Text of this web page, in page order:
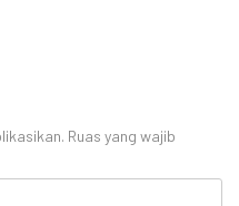
Ruas yang wajib